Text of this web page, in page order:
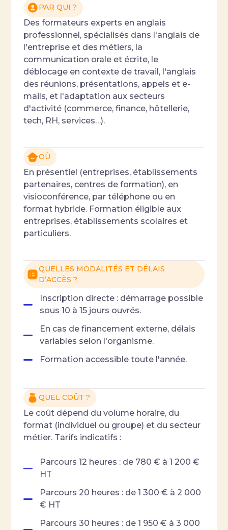
PAR QUI ?
Des formateurs experts en anglais
professionnel, spécialisés dans l'anglais de
l'entreprise et des métiers, la
communication orale et écrite, le
déblocage en contexte de travail, l'anglais
des réunions, présentations, appels et e-
mails, et l'adaptation aux secteurs
d'activité (commerce, finance, hôtellerie,
tech, RH, services…).
OÙ
En présentiel (entreprises, établissements
partenaires, centres de formation), en
visioconférence, par téléphone ou en
format hybride. Formation éligible aux
entreprises, établissements scolaires et
particuliers.
QUELLES MODALITÉS ET DÉLAIS
D’ACCÈS ?
Inscription directe : démarrage possible
sous 10 à 15 jours ouvrés.
En cas de financement externe, délais
variables selon l'organisme.
Formation accessible toute l'année.
QUEL COÛT ?
Le coût dépend du volume horaire, du
format (individuel ou groupe) et du secteur
métier. Tarifs indicatifs :
Parcours 12 heures : de 780 € à 1 200 €
HT
Parcours 20 heures : de 1 300 € à 2 000
€ HT
Parcours 30 heures : de 1 950 € à 3 000